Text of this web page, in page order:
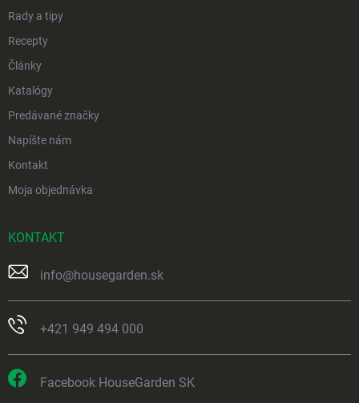
Rady a tipy
Recepty
Články
Katalógy
Predávané značky
Napíšte nám
Kontakt
Moja objednávka
KONTAKT
info@housegarden.sk
+421 949 494 000
Facebook HouseGarden SK